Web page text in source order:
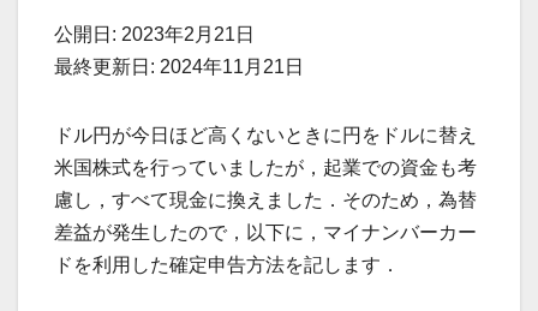
公開日: 2023年2月21日
最終更新日: 2024年11月21日
ドル円が今日ほど高くないときに円をドルに替え
米国株式を行っていましたが，起業での資金も考
慮し，すべて現金に換えました．そのため，為替
差益が発生したので，以下に，マイナンバーカー
ドを利用した確定申告方法を記します．